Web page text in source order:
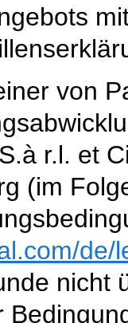
von
r.l. et
(im
/de/
nicht